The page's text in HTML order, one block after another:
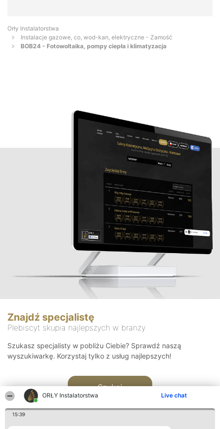
ORŁY Instalatorstwa Live chat
15:39
Orły Instalatorstwa
Instalacje gazowe, co, wod-kan, elektryczne - Zamość
BOB24 - Fotowoltaika, pompy ciepła i klimatyzacja
Znajdź specjalistę
Plebiscyt skupia najlepszych w branży
Szukasz specjalisty w pobliżu Ciebie? Sprawdź naszą
wyszukiwarkę. Korzystaj tylko z usług najlepszych!
Szukaj